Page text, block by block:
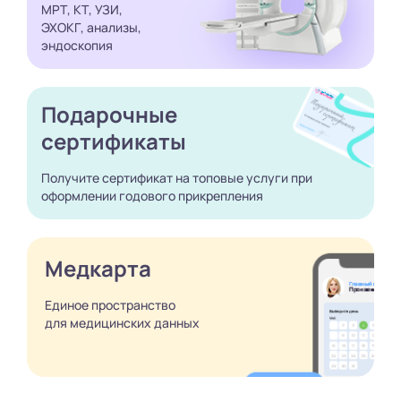
МРТ, КТ, УЗИ,
ЭХОКГ, анализы,
эндоскопия
Подарочные
сертификаты
Получите сертификат на топовые услуги при
оформлении годового прикрепления
Медкарта
Единое пространство
для медицинских данных